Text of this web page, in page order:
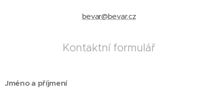
bevar@bevar.cz
Kontaktní formulář
Jméno a příjmení